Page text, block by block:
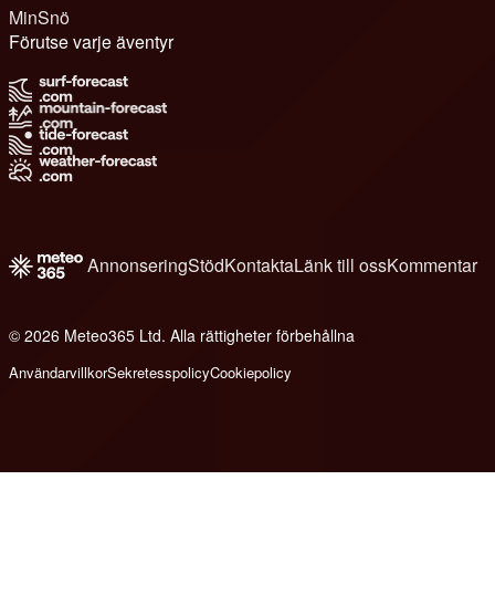
MinSnö
Förutse varje äventyr
AnnonseringStödKontaktaLänk till ossKommentar
© 2026 Meteo365 Ltd. Alla rättigheter förbehållna
AnvändarvillkorSekretesspolicyCookiepolicy